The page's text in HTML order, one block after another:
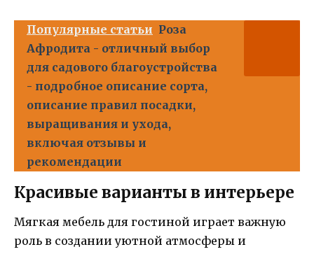
Популярные статьи Роза
Афродита - отличный выбор
для садового благоустройства
- подробное описание сорта,
описание правил посадки,
выращивания и ухода,
включая отзывы и
рекомендации
Красивые варианты в интерьере
Мягкая мебель для гостиной играет важную
роль в создании уютной атмосферы и